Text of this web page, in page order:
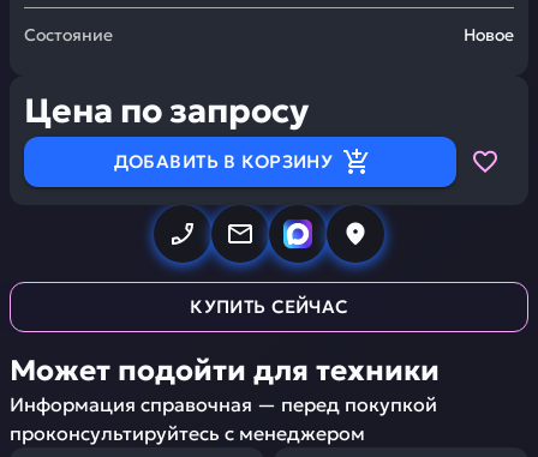
Состояние Новое
Цена по запросу
ДОБАВИТЬ В КОРЗИНУ
КУПИТЬ СЕЙЧАС
Может подойти для техники
Информация справочная — перед покупкой
проконсультируйтесь с менеджером